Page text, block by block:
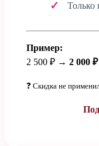
Только
Пример:
2 500 ₽ → 2 000 ₽
❓ Скидка не